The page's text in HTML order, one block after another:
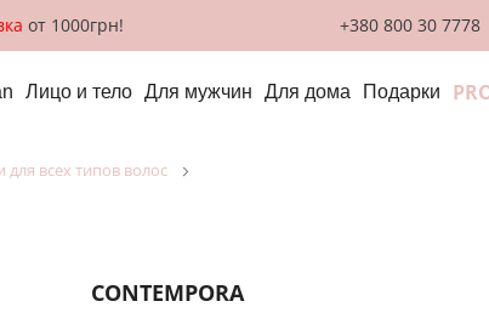
от 1000грн! +380 800 30 7778
Лицо и тело Для мужчин Для дома Подарки
для всех типов волос
CONTEMPORA